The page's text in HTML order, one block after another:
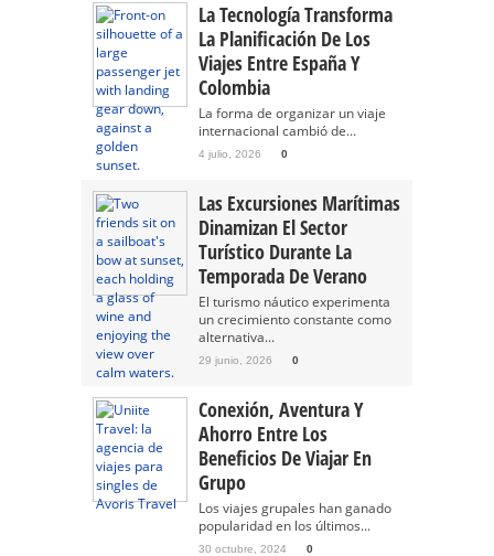
La Tecnología Transforma
La Planificación De Los
Viajes Entre España Y
Colombia
La forma de organizar un viaje
internacional cambió de...
4 julio, 2026 0
Las Excursiones Marítimas
Dinamizan El Sector
Turístico Durante La
Temporada De Verano
El turismo náutico experimenta
un crecimiento constante como
alternativa...
29 junio, 2026 0
Conexión, Aventura Y
Ahorro Entre Los
Beneficios De Viajar En
Grupo
Los viajes grupales han ganado
popularidad en los últimos...
30 octubre, 2024 0